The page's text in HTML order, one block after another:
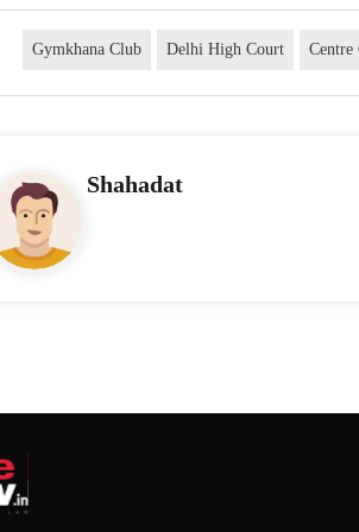
Gymkhana Club Delhi High Court Centre
Shahadat